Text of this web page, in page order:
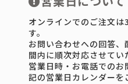
オンラインでのご注文
す。
お問い合わせへの回答
間内に順次対応させてい
営業日時・お電話での
記の営業日カレンダーを